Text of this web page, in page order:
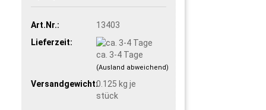
Art.Nr.:
13403
Lieferzeit:
ca. 3-4 Tage
(Ausland abweichend)
Versandgewicht:0.125 kg je
stück